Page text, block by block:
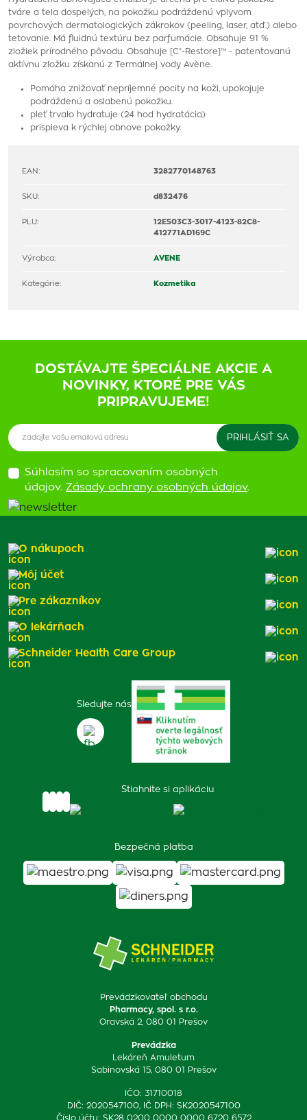
tváre a tela dospelých, na pokožku podráždenú vplyvom
povrchových dermatologických zákrokov (peeling, laser, atď.) alebo
tetovanie. Má fluidnú textúru bez parfumácie. Obsahuje 91 %
zložiek prírodného pôvodu. Obsahuje [C⁺-Restore]™ - patentovanú
aktívnu zložku získanú z Termálnej vody Avène.
Pomáha znižovať nepríjemné pocity na koži, upokojuje
podráždenú a oslabenú pokožku.
pleť trvalo hydratuje (24 hod hydratácia)
prispieva k rýchlej obnove pokožky.
EAN: 3282770148763
SKU: d832476
PLU:
12E503C3-3017-4123-82C8-
412771AD169C
Výrobca: AVENE
Kategórie: Kozmetika
DOSTÁVAJTE ŠPECIÁLNE AKCIE A
NOVINKY, KTORÉ PRE VÁS
PRIPRAVUJEME!
Súhlasím so spracovaním osobných
údajov. Zásady ochrany osobných údajov.
Prevádzkovateľ obchodu
Pharmacy, spol. s r.o.
Oravská 2, 080 01 Prešov
Prevádzka
Lekáreň Amuletum
Sabinovská 15, 080 01 Prešov
IČO: 31710018
DIČ: 2020547100, IČ DPH: SK2020547100
Číslo účtu: SK28 0200 0000 0000 6720 6572
Sledujte nás
Stiahnite si aplikáciu
Bezpečná platba
O nákupoch
Môj účet
Pre zákazníkov
O lekárňach
Schneider Health Care Group